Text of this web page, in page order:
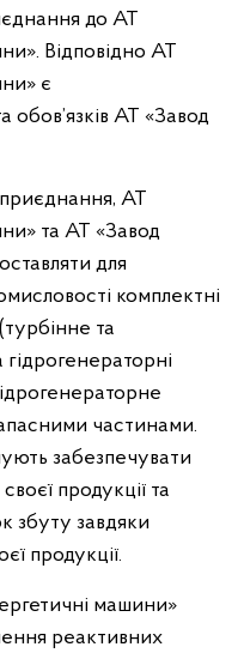
до АТ
Відповідно АТ
є
обов’язків АТ «Завод
АТ
та АТ «Завод
для
комплектні
та
частинами.
забезпечувати
продукції та
збуту завдяки
продукції.
машини»
реактивних